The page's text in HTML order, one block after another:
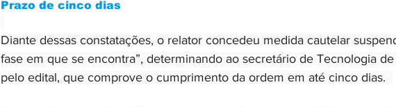
Prazo de cinco dias
Diante dessas constatações, o relator concedeu medida cautelar
fase em que se encontra”, determinando ao secretário de Tecnologia
pelo edital, que comprove o cumprimento da ordem em até cinco dias.